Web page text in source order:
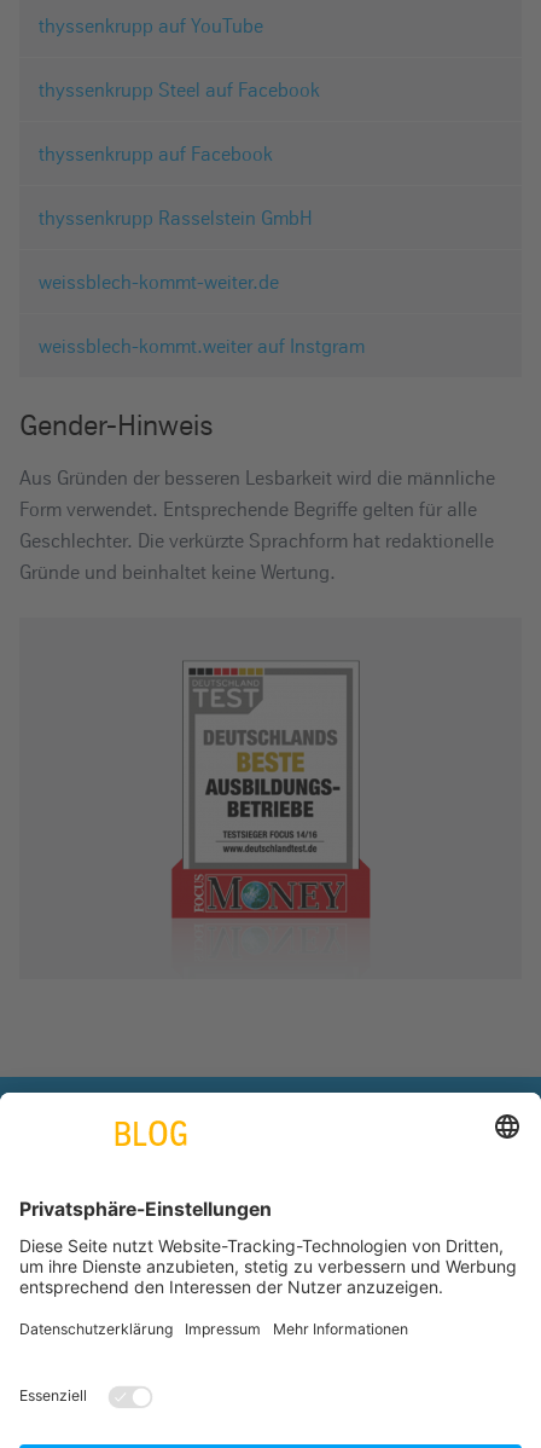
thyssenkrupp auf YouTube
thyssenkrupp Steel auf Facebook
thyssenkrupp auf Facebook
thyssenkrupp Rasselstein GmbH
weissblech-kommt-weiter.de
weissblech-kommt.weiter auf Instgram
Gender-Hinweis
Aus Gründen der besseren Lesbarkeit wird die männliche
Form verwendet. Entsprechende Begriffe gelten für alle
Geschlechter. Die verkürzte Sprachform hat redaktionelle
Gründe und beinhaltet keine Wertung.
engineering. tomorrow. together.